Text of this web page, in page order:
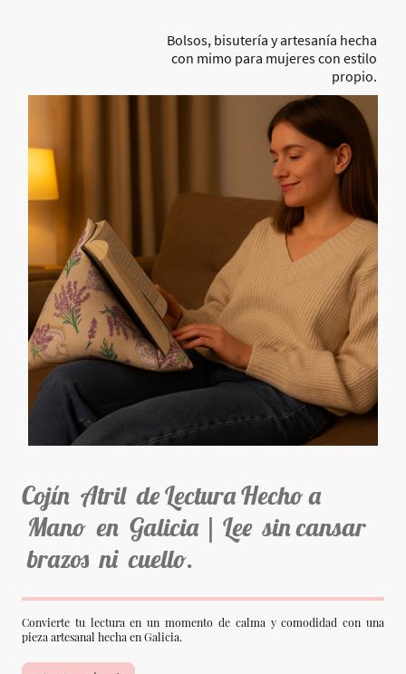
Bolsos, bisutería y artesanía hecha
con mimo para mujeres con estilo
propio.
Cojín Atril de Lectura Hecho a
Mano en Galicia | Lee sin cansar
brazos ni cuello.
Convierte tu lectura en un momento de calma y comodidad con una
pieza artesanal hecha en Galicia.